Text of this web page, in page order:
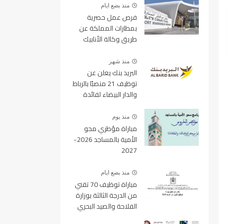
منذ بضع ايام
فرص عمل حصرية
بمطارات المملكة عن
طريق وكالة الأنابيك
منذ شهر
البريد بنك يعلن عن
توظيف 21 منصبًا بالرباط
والدار البيضاء لفائدة
والتقنيين
منذ يوم
مباراة مؤطري محو
الأمية بالمساجد 2026-
2027
منذ بضع ايام
مباراة توظيف 70 تقني
من الدرجة الثالثة بوزارة
الفلاحة والصيد البحري